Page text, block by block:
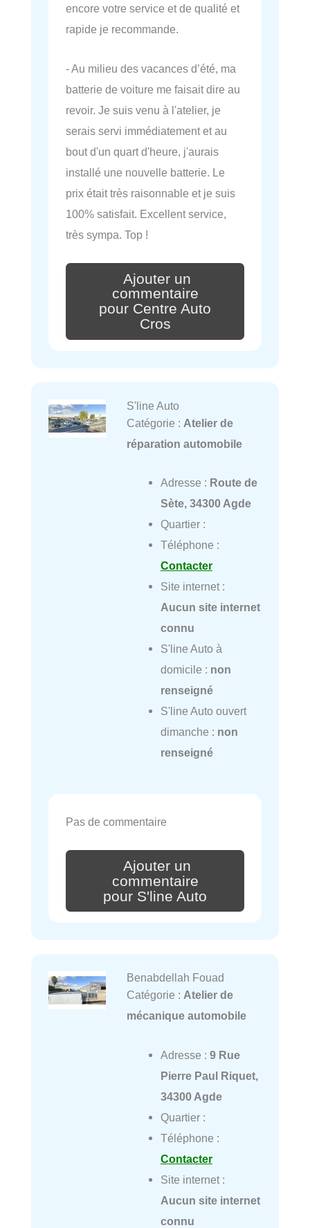
encore votre service et de qualité et
rapide je recommande.
- Au milieu des vacances d’été, ma
batterie de voiture me faisait dire au
revoir. Je suis venu à l'atelier, je
serais servi immédiatement et au
bout d'un quart d'heure, j'aurais
installé une nouvelle batterie. Le
prix était très raisonnable et je suis
100% satisfait. Excellent service,
très sympa. Top !
Ajouter un
commentaire
pour Centre Auto
Cros
S'line Auto
Catégorie : Atelier de
réparation automobile
Adresse : Route de
Sète, 34300 Agde
Quartier :
Téléphone :
Contacter
Site internet :
Aucun site internet
connu
S'line Auto à
domicile : non
renseigné
S'line Auto ouvert
dimanche : non
renseigné
Pas de commentaire
Ajouter un
commentaire
pour S'line Auto
Benabdellah Fouad
Catégorie : Atelier de
mécanique automobile
Adresse : 9 Rue
Pierre Paul Riquet,
34300 Agde
Quartier :
Téléphone :
Contacter
Site internet :
Aucun site internet
connu